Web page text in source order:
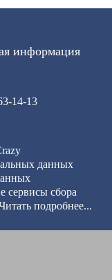
информация
14-13
данных
сервисы сбора
подробнее...